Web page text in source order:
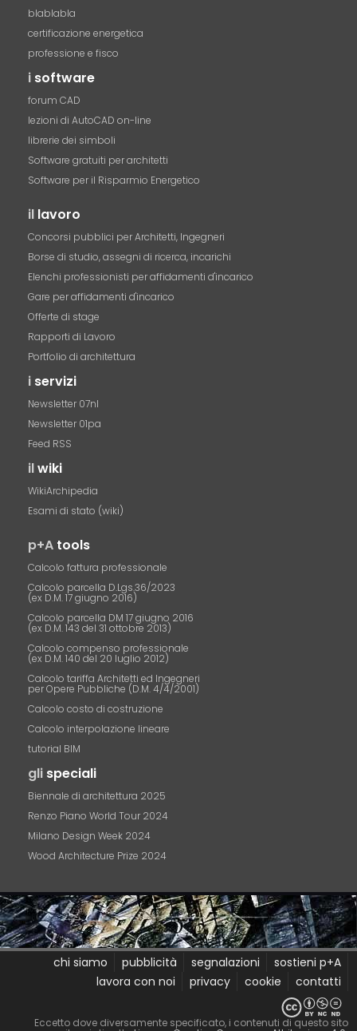
blablabla
certificazione energetica
professione e fisco
i software
forum CAD
lezioni di AutoCAD on-line
librerie dei simboli
Software gratuiti per architetti
Software per il Risparmio Energetico
il lavoro
Concorsi pubblici per Architetti, Ingegneri
Borse di studio, assegni di ricerca, incarichi
Elenchi professionisti per affidamenti d'incarico
Gare per affidamenti d'incarico
Offerte di stage
Rapporti di Lavoro
Portfolio di architettura
i servizi
Newsletter 07nl
Newsletter 01pa
Feed RSS
ilwiki
WikiArchipedia
Esami di stato (wiki)
p+A tools
Calcolo fattura professionale
Calcolo parcella D.Lgs.36/2023
(ex D.M. 17 giugno 2016)
Calcolo parcella DM 17 giugno 2016
(ex D.M. 143 del 31 ottobre 2013)
Calcolo compenso professionale
(ex D.M. 140 del 20 luglio 2012)
Calcolo tariffa Architetti ed Ingegneri
per Opere Pubbliche (D.M. 4/4/2001)
Calcolo costo di costruzione
Calcolo interpolazione lineare
tutorial BIM
gli speciali
Biennale di architettura 2025
Renzo Piano World Tour 2024
Milano Design Week 2024
Wood Architecture Prize 2024
chi siamo pubblicità segnalazioni
sostieni p+A
lavora con noi
privacy cookie contatti
Eccetto dove diversamente specificato, i contenuti di questo sito